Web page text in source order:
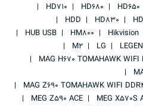
HD650
HD680
HD710
HD830
HDD
Hikvision
HM800
HUB USB
LG
M2
MAG H670 TOMAHAWK WIFI
MAG Z690 TOMAHAWK WIFI
MEG X570S
MEG Z590 ACE